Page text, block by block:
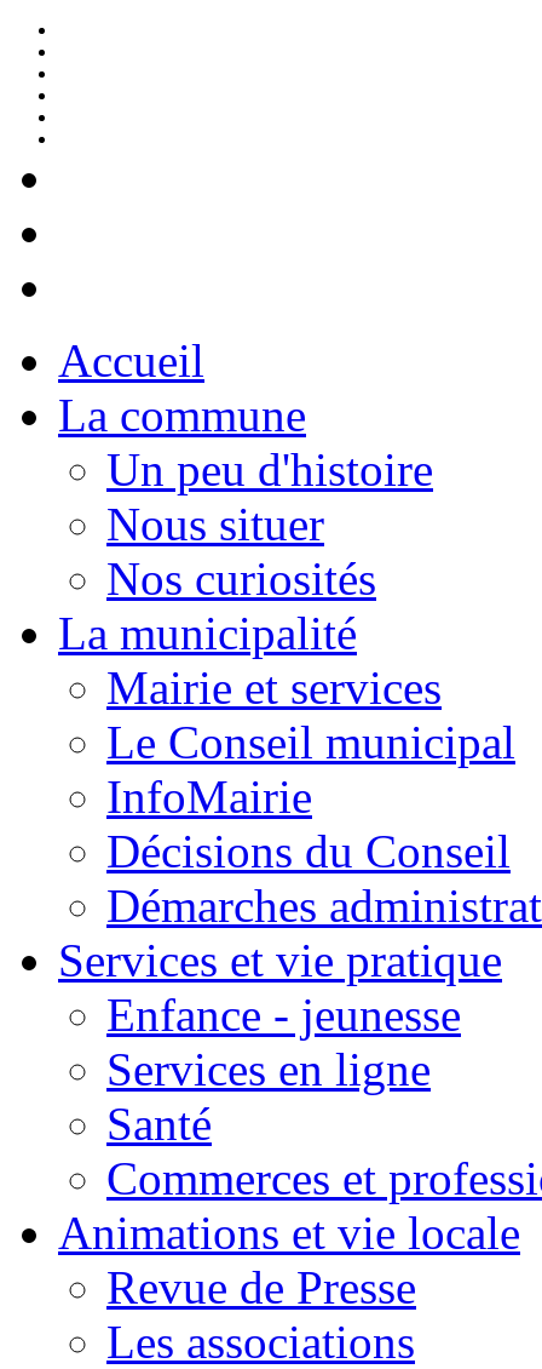
Accueil
La commune
Un peu d'histoire
Nous situer
Nos curiosités
La municipalité
Mairie et services
Le Conseil municipal
InfoMairie
Décisions du Conseil
Démarches
Services et vie pratique
Enfance - jeunesse
Services en ligne
Santé
Commerces et
Animations et vie locale
Revue de Presse
Les associations